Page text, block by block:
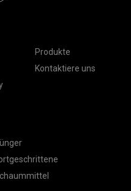
Produkte
Kontaktiere uns